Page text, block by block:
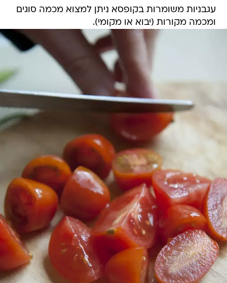
עגבניות משומרות בקופסא ניתן למצוא מכמה סוגים
ומכמה מקורות (יבוא או מקומי).